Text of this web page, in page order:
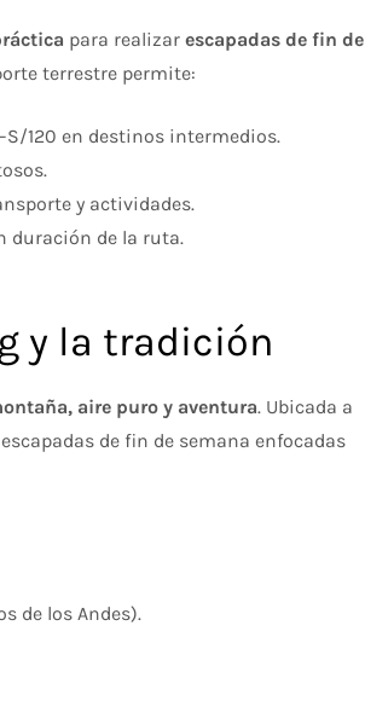
para realizarescapadas de fin de
terrestre permite:
120 en destinos intermedios.
y actividades.
duración de la ruta.
y la tradición
aire puro y aventura. Ubicada a
de fin de semana enfocadas
de los Andes).